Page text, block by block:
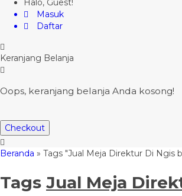
Halo, Guest!
Masuk
Daftar
Keranjang Belanja
Oops, keranjang belanja Anda kosong!
Checkout
Beranda » Tags "Jual Meja Direktur Di Ngis
Tags Jual Meja